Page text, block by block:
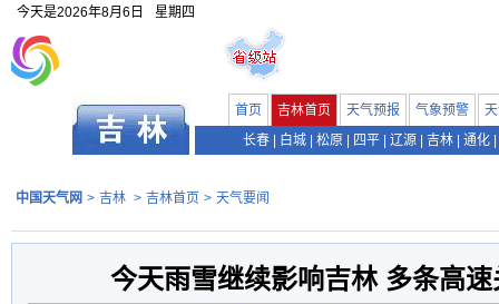
今天是2026年8月6日 星期四
首页 吉林首页 天气预报 气象预警
长春
白城 松原 四平 辽源 吉林 通化
中国天气网 > 吉林 > 吉林首页 > 天气要闻
今天雨雪继续影响吉林 多条高